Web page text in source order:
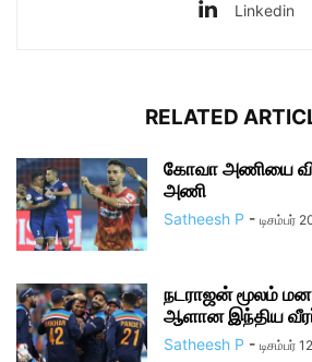
Linkedin
RELATED
கோவா அணியை
அணி
Satheesh P - டிசம்பர்
நடராஜன் மூலம்
ஆளான இந்திய
Satheesh P - டிசம்பர்